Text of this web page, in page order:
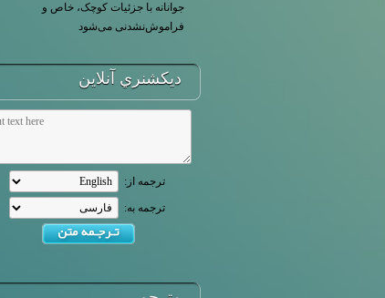
جوانانه با جزئیات کوچک، خاص و
فراموش‌نشدنی می‌شود
ديكشنري آنلاين
ترجمه از:
ترجمه به: